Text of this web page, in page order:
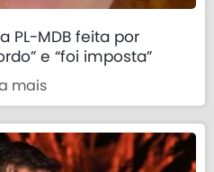
PL-MDB feita por
e “foi imposta”
mais